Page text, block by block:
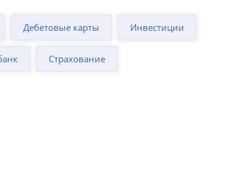
Дебетовые карты Инвестиции
Страхование